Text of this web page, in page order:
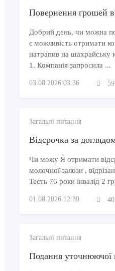
Повернення грошей
Добрий день, чи можна
є можливість отримати
натрапив на шахрайську
1. Компанія запросила ...
03.08.2026 03:36 59
Загальні питання
Відсрочка за
Чи можу Я отримати
молочної залози ,
Тесть 76 роки інвалід 2
01.08.2026 12:39 40
Загальні питання
Подання уточнюючої